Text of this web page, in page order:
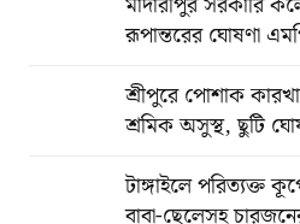
রূপান্তরের ঘোষণা
শ্রীপুরে পোশাক
শ্রমিক অসুস্থ, ছুটি
টাঙ্গাইলে পরিত্যক্ত
বাবা-ছেলেসহ